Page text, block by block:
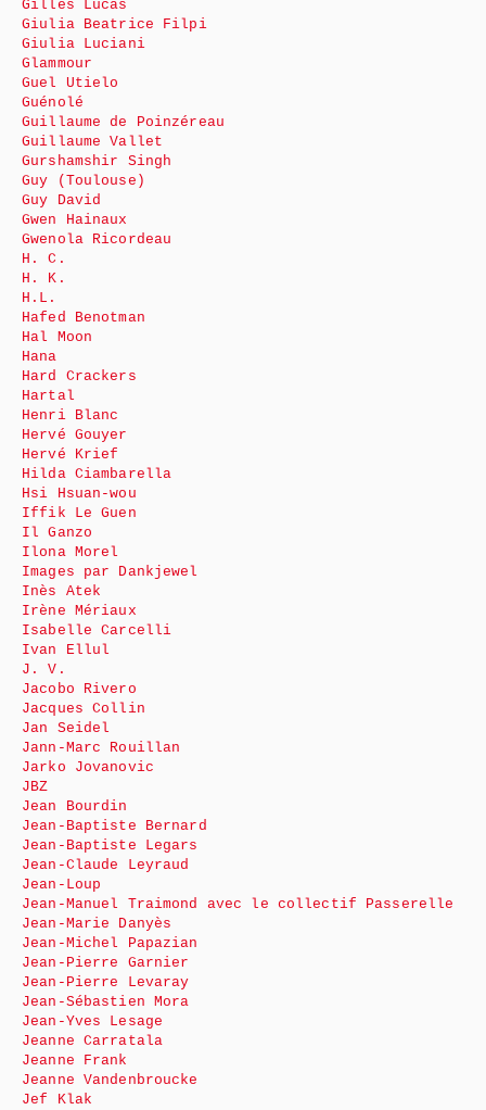
Gilles Lucas
Giulia Beatrice Filpi
Giulia Luciani
Glammour
Guel Utielo
Guénolé
Guillaume de Poinzéreau
Guillaume Vallet
Gurshamshir Singh
Guy (Toulouse)
Guy David
Gwen Hainaux
Gwenola Ricordeau
H. C.
H. K.
H.L.
Hafed Benotman
Hal Moon
Hana
Hard Crackers
Hartal
Henri Blanc
Hervé Gouyer
Hervé Krief
Hilda Ciambarella
Hsi Hsuan-wou
Iffik Le Guen
Il Ganzo
Ilona Morel
Images par Dankjewel
Inès Atek
Irène Mériaux
Isabelle Carcelli
Ivan Ellul
J. V.
Jacobo Rivero
Jacques Collin
Jan Seidel
Jann-Marc Rouillan
Jarko Jovanovic
JBZ
Jean Bourdin
Jean-Baptiste Bernard
Jean-Baptiste Legars
Jean-Claude Leyraud
Jean-Loup
Jean-Manuel Traimond avec le collectif Passerelle
Jean-Marie Danyès
Jean-Michel Papazian
Jean-Pierre Garnier
Jean-Pierre Levaray
Jean-Sébastien Mora
Jean-Yves Lesage
Jeanne Carratala
Jeanne Frank
Jeanne Vandenbroucke
Jef Klak